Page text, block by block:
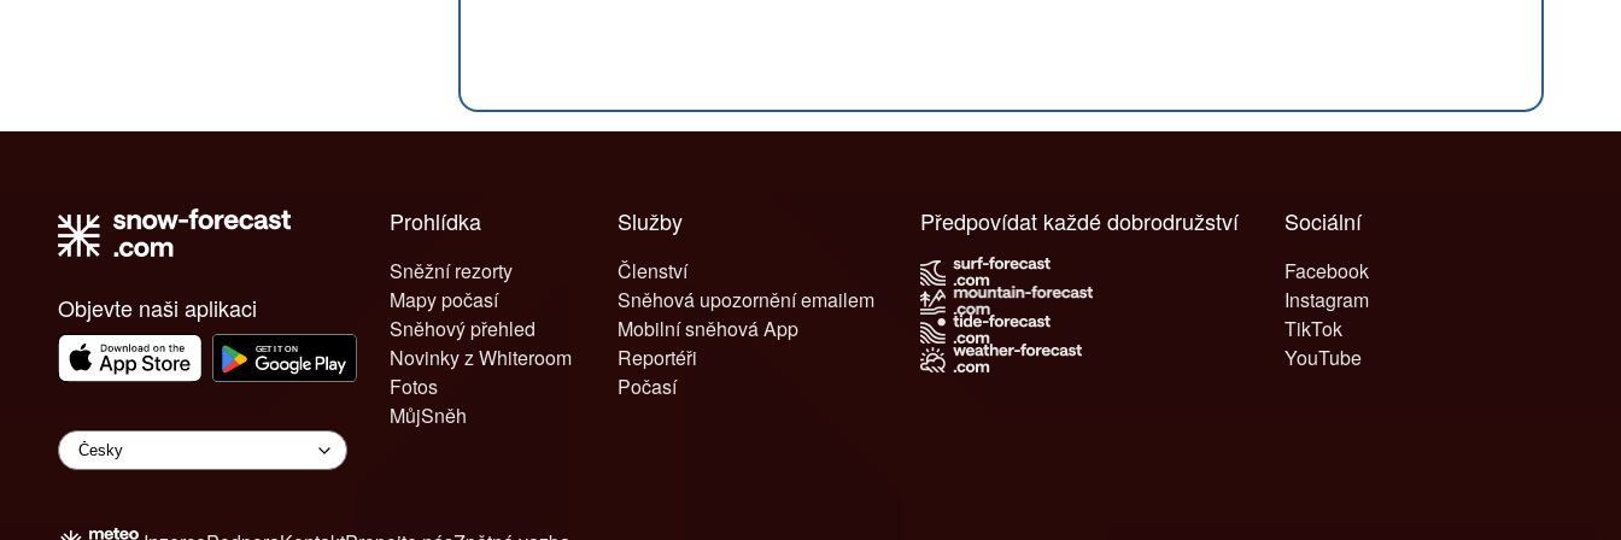
Objevte naši aplikaci
Prohlídka
Sněžní rezorty
Mapy počasí
Sněhový přehled
Novinky z Whiteroom
Fotos
MůjSněh
Služby
Členství
Sněhová upozornění emailem
Mobilní sněhová App
Reportéři
Počasí
Sociální
Facebook
Instagram
TikTok
YouTube
Předpovídat každé dobrodružství